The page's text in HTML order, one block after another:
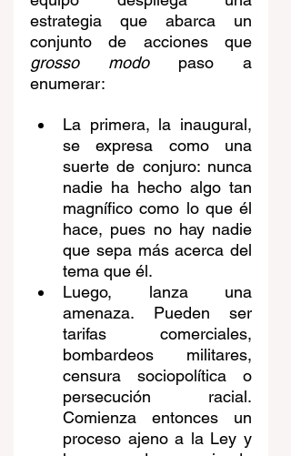
estrategia que abarca un
grosso modo paso a
enumerar:
La primera, la inaugural,
se expresa como una
suerte de conjuro: nunca
nadie ha hecho algo tan
magnífico como lo que él
hace, pues no hay nadie
que sepa más acerca del
tema que él.
Luego, lanza una
amenaza. Pueden ser
tarifas comerciales,
bombardeos militares,
censura sociopolítica o
persecución racial.
Comienza entonces un
proceso ajeno a la Ley y